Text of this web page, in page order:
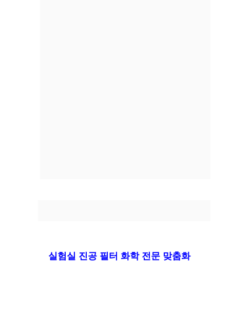
실험실 진공 필터 화학 전문 맞춤화